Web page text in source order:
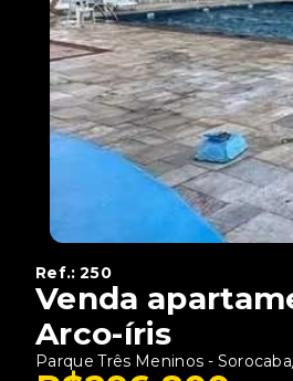
Ref.:250
Venda
Arco-íris
Parque Três Meninos -